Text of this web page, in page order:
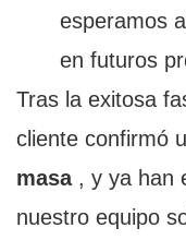
esperamos
en futuros
Tras la exitosa
cliente confirmó
masa, y ya han
nuestro equipo